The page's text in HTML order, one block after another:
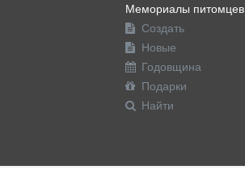
Мемориалы питомцев
Создать
Новые
Годовщина
Подарки
Найти